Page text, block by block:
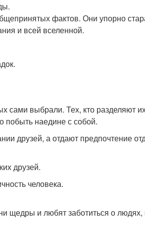
фактов. Они упорно
и всей вселенной.
сами выбрали. Тех, кто разделяют
побыть наедине с собой.
друзей, а отдают предпочтение
друзей.
человека.
щедры и любят заботиться о людях,